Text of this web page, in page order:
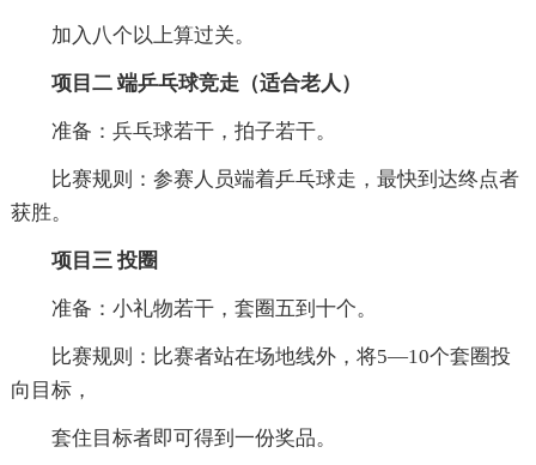
加入八个以上算过关。
项目二 端乒乓球竞走（适合老人）
准备：兵乓球若干，拍子若干。
比赛规则：参赛人员端着乒乓球走，最快到达终点者
获胜。
项目三 投圈
准备：小礼物若干，套圈五到十个。
比赛规则：比赛者站在场地线外，将5—10个套圈投
向目标，
套住目标者即可得到一份奖品。